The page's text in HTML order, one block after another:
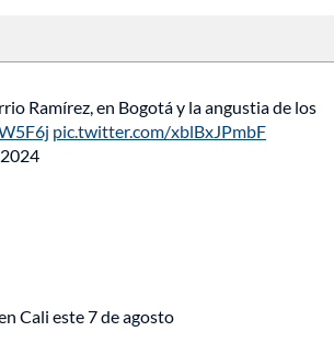
Ramírez, en Bogotá y la angustia de los
pic.twitter.com/xblBxJPmbF
Cali este 7 de agosto